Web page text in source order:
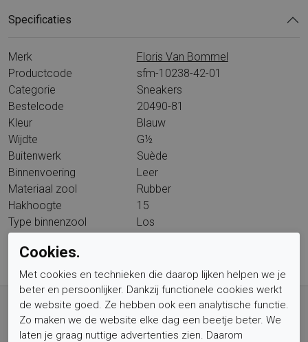
Specificaties
Merk
Floris Van Bommel
Productcode
sfm-10238-42-01
Categorie
Sneakers
Bestelcode
20490-81
Kleur
Blauw
Wijdte
G½
Buitenwerk
Suède
Binnenvoering
Leer
Materiaal zool
Rubber
Hakhoogte
15
Type binnenzool
Los
Wandelklasse
Gratis verzending vanaf € 59,- (voor NL)
Bestel nu, betaal achteraf met Klarna
Levertijd 1-2 werkdagen*
Cookies.
Met cookies en technieken die daarop lijken helpen we je
beter en persoonlijker. Dankzij functionele cookies werkt
de website goed. Ze hebben ook een analytische functie.
Zo maken we de website elke dag een beetje beter. We
laten je graag nuttige advertenties zien. Daarom